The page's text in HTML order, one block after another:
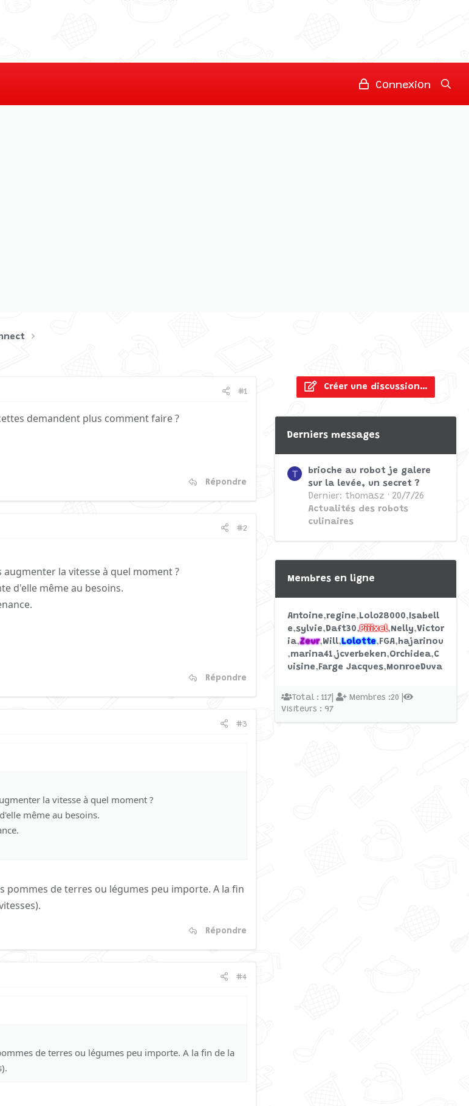
Connexion
#1
demandent plus comment faire ?
Répondre
#2
augmenter la vitesse à quel moment ?
d'elle même au besoins.
Répondre
#3
la vitesse à quel moment ?
même au besoins.
de terres ou légumes peu importe. A la fin
Répondre
#4
de terres ou légumes peu importe. A la fin de la
Créer une discussion…
Derniers messages
T
brioche au robot je galere
sur la levée, un secret ?
Dernier: thomasz
20/7/26
Actualités des robots
culinaires
Membres en ligne
Antoine regine Lolo28000 Isabell
e sylvie Daft30 Piiixel Nelly Victor
ia Zeur Will Lolotte FGA hajarinou
marina41 jcverbeken Orchidea C
uisine Farge Jacques MonroeDuva
Total : 117|
Membres :20 |
Visiteurs : 97